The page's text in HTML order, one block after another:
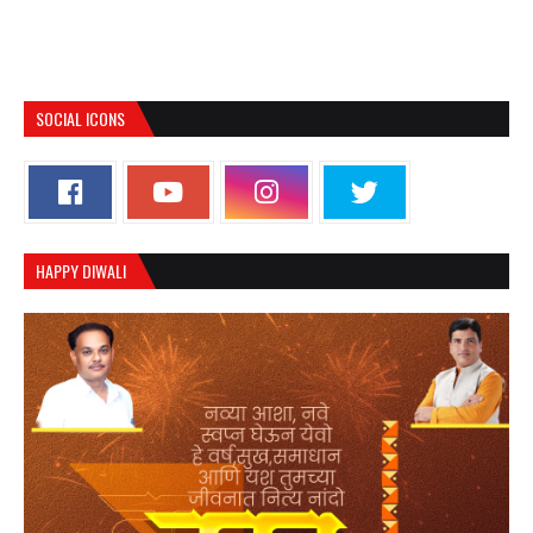
SOCIAL ICONS
HAPPY DIWALI